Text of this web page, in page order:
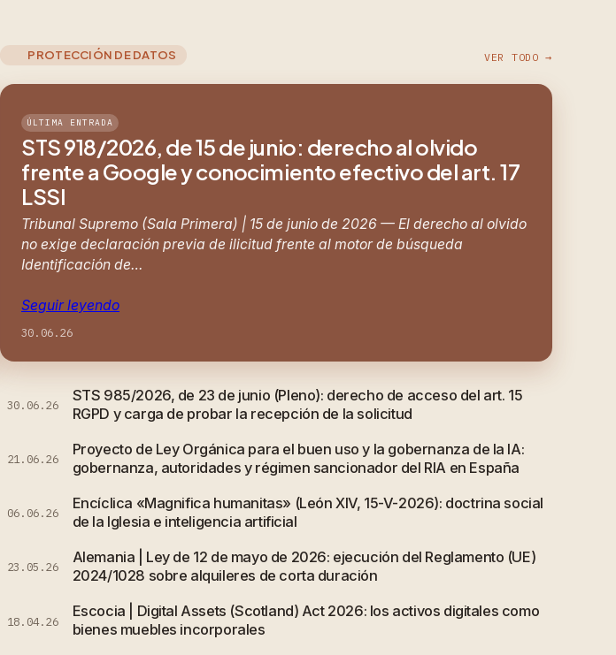
PROTECCIÓN DE DATOS VER TODO →
ÚLTIMA ENTRADA
STS 918/2026, de 15 de junio: derecho al olvido
frente a Google y conocimiento efectivo del art. 17
LSSI
Tribunal Supremo (Sala Primera) | 15 de junio de 2026 — El derecho al olvido
no exige declaración previa de ilicitud frente al motor de búsqueda
Identificación de…
Seguir leyendo
30.06.26
30.06.26
STS 985/2026, de 23 de junio (Pleno): derecho de acceso del art. 15
RGPD y carga de probar la recepción de la solicitud
21.06.26
Proyecto de Ley Orgánica para el buen uso y la gobernanza de la IA:
gobernanza, autoridades y régimen sancionador del RIA en España
06.06.26
Encíclica «Magnifica humanitas» (León XIV, 15-V-2026): doctrina social
de la Iglesia e inteligencia artificial
23.05.26
Alemania | Ley de 12 de mayo de 2026: ejecución del Reglamento (UE)
2024/1028 sobre alquileres de corta duración
18.04.26
Escocia | Digital Assets (Scotland) Act 2026: los activos digitales como
bienes muebles incorporales